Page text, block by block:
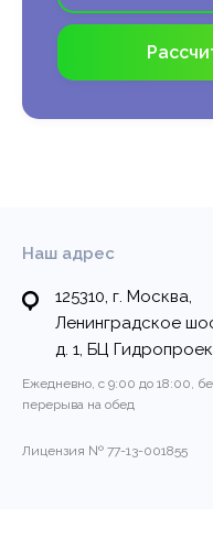
Наш адрес
125310, г. Москва,
Ленинградское
д. 1, БЦ
Ежедневно, с 9:00 до 18:00,
перерыва на обед
Лицензия № 77-13-001855